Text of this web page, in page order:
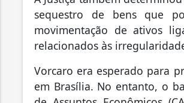
sequestro de bens que
movimentação de ativos
relacionados às
Vorcaro era esperado para
em Brasília. No entanto, o